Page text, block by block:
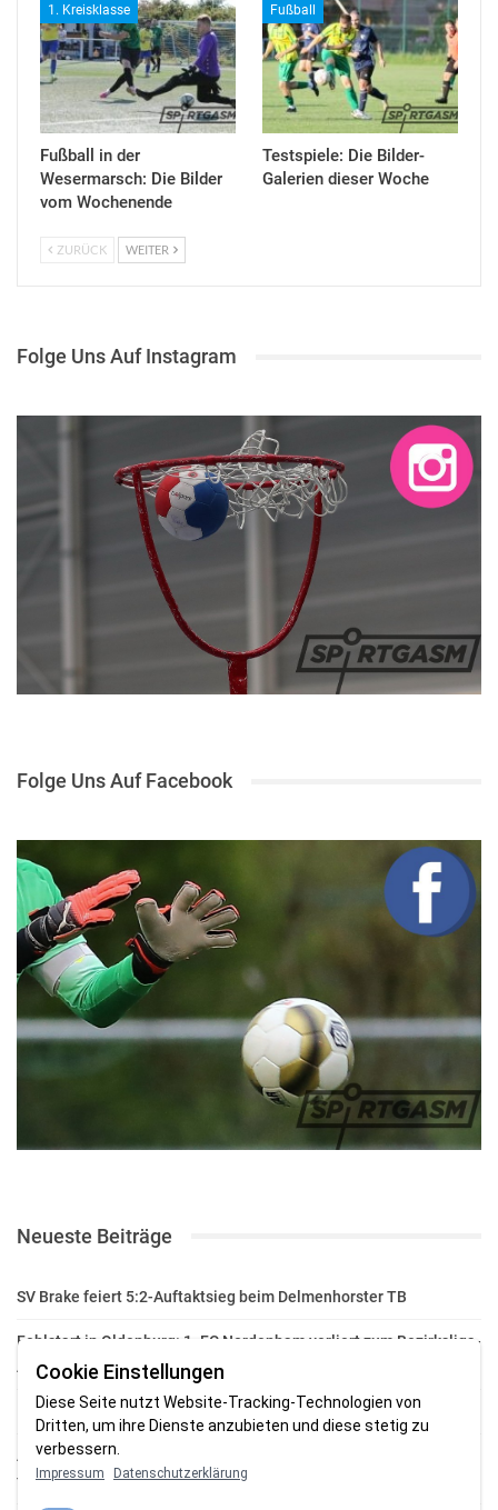
1. Kreisklasse
Fußball in der
Wesermarsch: Die Bilder
vom Wochenende
Fußball
Testspiele: Die Bilder-
Galerien dieser Woche
ZURÜCK WEITER
Folge Uns Auf Instagram
Folge Uns Auf Facebook
Neueste Beiträge
SV Brake feiert 5:2-Auftaktsieg beim Delmenhorster TB
Fehlstart in Oldenburg: 1. FC Nordenham verliert zum Bezirksliga-
Auftakt
Fußball in der Wesermarsch: Die Bilder vom Wochenende
Aufstieg geschafft: HSG-Unterweser-C-Jugend macht sich bereit
für die Oberliga
Cookie Einstellungen
Diese Seite nutzt Website-Tracking-Technologien von
Dritten, um ihre Dienste anzubieten und diese stetig zu
verbessern.
Impressum Datenschutzerklärung